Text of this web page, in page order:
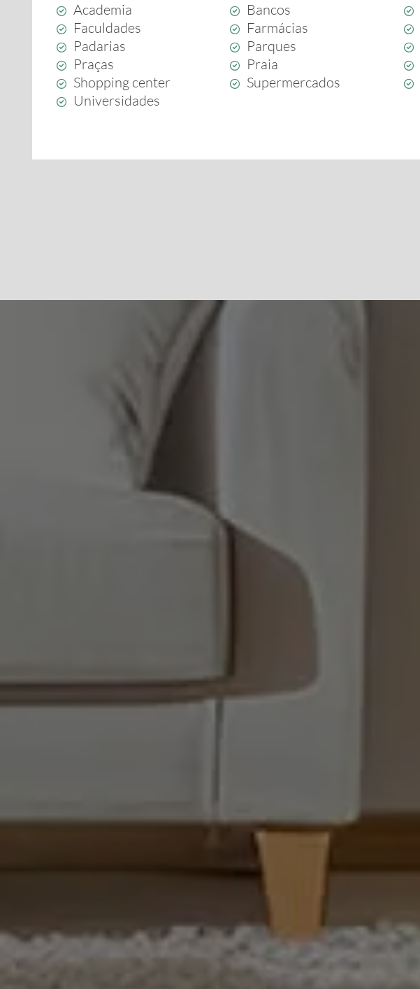
Academia Bancos
Faculdades
Farmácias
Padarias
Parques
Praças
Praia
Shopping center
Supermercados
Universidades